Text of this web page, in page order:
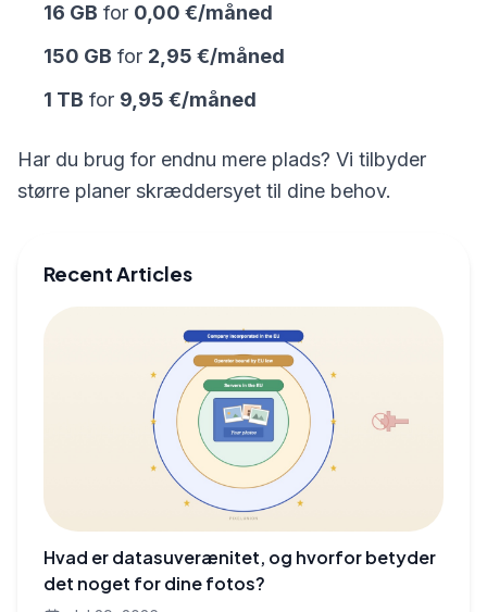
16 GB for 0,00 €/måned
150 GB for 2,95 €/måned
1 TB for 9,95 €/måned
Har du brug for endnu mere plads? Vi tilbyder
større planer skræddersyet til dine behov.
Recent Articles
Hvad er datasuverænitet, og hvorfor betyder
det noget for dine fotos?